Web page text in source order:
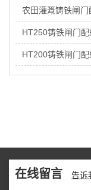
农田灌溉铸铁闸
HT250铸铁闸门
HT200铸铁闸门
在线留言 告诉